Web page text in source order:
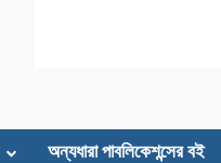
অন্যধারা পাবলিকেশন্সের বই